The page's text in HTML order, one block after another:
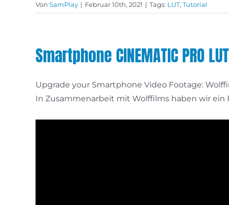
Von SamPlay | Februar 10th, 2021 | Tags: LUT, Tutorial
Smartphone CINEMATIC PRO
Upgrade your Smartphone Video Footage:
In Zusammenarbeit mit Wolffilms haben wir ein